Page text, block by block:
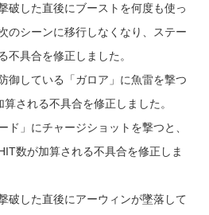
破した直後にブーストを何度も使っ
のシーンに移行しなくなり、ステー
不具合を修正しました。
御している「ガロア」に魚雷を撃つ
される不具合を修正しました。
ド」にチャージショットを撃つと、
数が加算される不具合を修正しま
破した直後にアーウィンが墜落して